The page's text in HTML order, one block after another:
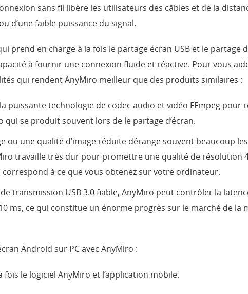
sans fil libère les utilisateurs des câbles et de la
d’une faible puissance du signal.
prend en charge à la fois le partage écran USB et le partage
à fournir une connexion fluide et réactive. Pour vous
qui rendent AnyMiro meilleur que des produits similaires :
puissante technologie de codec audio et vidéo FFmpeg pour
se produit souvent lors de le partage d’écran.
ou une qualité d’image réduite dérange souvent beaucoup
travaille très dur pour promettre une qualité de résolution
à ce que vous obtenez sur votre ordinateur.
transmission USB 3.0 fiable, AnyMiro peut contrôler la
ms, ce qui constitue un énorme progrès sur le marché de la
Android sur PC avec AnyMiro :
le logiciel AnyMiro et l’application mobile.